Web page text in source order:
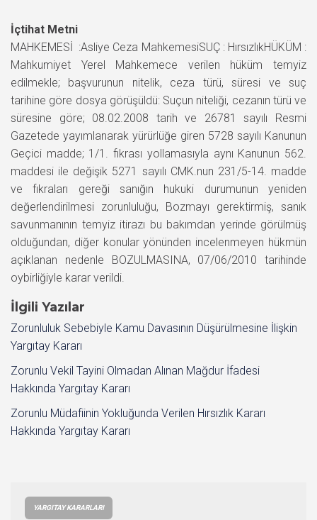
İçtihat Metni
MAHKEMESİ :Asliye Ceza MahkemesiSUÇ : HırsızlıkHÜKÜM :
Mahkumiyet Yerel Mahkemece verilen hüküm temyiz
edilmekle; başvurunun nitelik, ceza türü, süresi ve suç
tarihine göre dosya görüşüldü: Suçun niteliği, cezanın türü ve
süresine göre; 08.02.2008 tarih ve 26781 sayılı Resmi
Gazetede yayımlanarak yürürlüğe giren 5728 sayılı Kanunun
Geçici madde; 1/1. fıkrası yollamasıyla aynı Kanunun 562.
maddesi ile değişik 5271 sayılı CMK.nun 231/5-14. madde
ve fıkraları gereği sanığın hukuki durumunun yeniden
değerlendirilmesi zorunluluğu, Bozmayı gerektirmiş, sanık
savunmanının temyiz itirazı bu bakımdan yerinde görülmüş
olduğundan, diğer konular yönünden incelenmeyen hükmün
açıklanan nedenle BOZULMASINA, 07/06/2010 tarihinde
oybirliğiyle karar verildi.
İlgili Yazılar
Zorunluluk Sebebiyle Kamu Davasının Düşürülmesine İlişkin
Yargıtay Kararı
Zorunlu Vekil Tayini Olmadan Alınan Mağdur İfadesi
Hakkında Yargıtay Kararı
Zorunlu Müdafiinin Yokluğunda Verilen Hırsızlık Kararı
Hakkında Yargıtay Kararı
YARGITAY KARARLARI